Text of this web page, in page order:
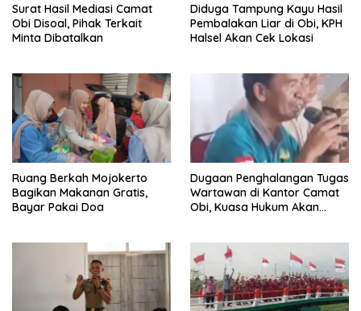
Surat Hasil Mediasi Camat
Obi Disoal, Pihak Terkait
Minta Dibatalkan
Diduga Tampung Kayu Hasil
Pembalakan Liar di Obi, KPH
Halsel Akan Cek Lokasi
Ruang Berkah Mojokerto
Bagikan Makanan Gratis,
Bayar Pakai Doa
Dugaan Penghalangan Tugas
Wartawan di Kantor Camat
Obi, Kuasa Hukum Akan